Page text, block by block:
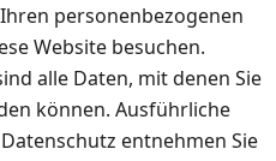
personenbezogenen
Website besuchen.
alle Daten, mit denen Sie
können. Ausführliche
entnehmen Sie